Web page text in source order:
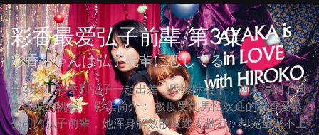
彩香最爱弘子前辈 第3集
彩香ちゃんは弘子先輩に恋してる
第3集： 彩香和弘子一起出差，因缘际会下，两人得到了同
床共眠的机会。 影集简介： 极度受到男性欢迎的彩香爱慕
公司的弘子前辈，她浑身解数散发迷人魅力，却完全派不上